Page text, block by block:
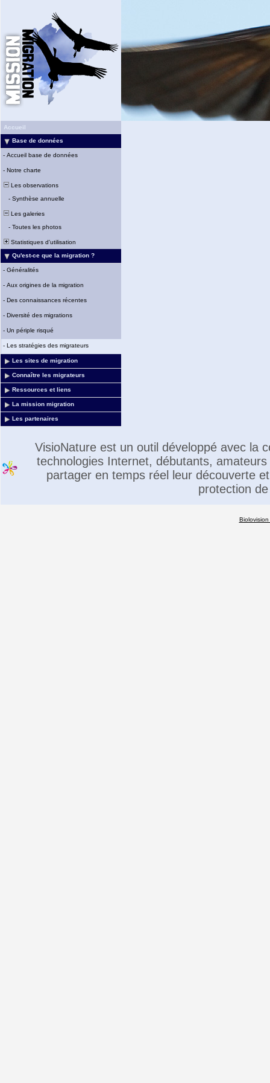
Accueil
Base de données
- Accueil base de données
- Notre charte
Les observations
- Synthèse annuelle
Les galeries
- Toutes les photos
Statistiques d'utilisation
Qu'est-ce que la migration ?
- Généralités
- Aux origines de la migration
- Des connaissances récentes
- Diversité des migrations
- Un périple risqué
- Les stratégies des migrateurs
Les sites de migration
Connaître les migrateurs
Ressources et liens
La mission migration
Les partenaires
VisioNature est un outil développé avec la
technologies Internet, débutants,
partager en temps réel leur découverte
protection
Biolovision